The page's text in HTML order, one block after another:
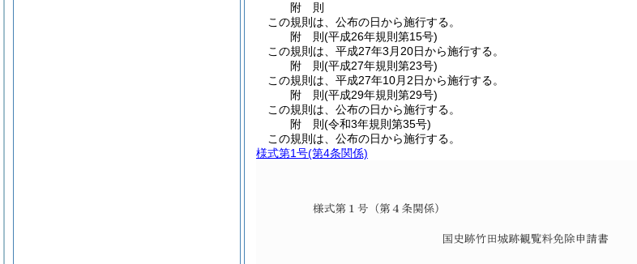
附 則
この規則は、公布の日から施行する。
附 則(平成26年規則第15号)
この規則は、平成27年3月20日から施行する。
附 則(平成27年規則第23号)
この規則は、平成27年10月2日から施行する。
附 則(平成29年規則第29号)
この規則は、公布の日から施行する。
附 則(令和3年規則第35号)
この規則は、公布の日から施行する。
様式第1号(第4条関係)